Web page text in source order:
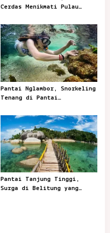
Cerdas Menikmati Pulau
Pantai Nglambor, Snorkeling
Tenang di Pantai
Pantai Tanjung Tinggi,
Surga di Belitung yang